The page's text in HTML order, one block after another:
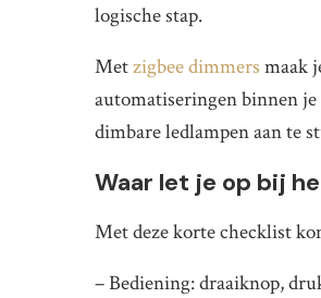
logische stap.
Metzigbee dimmers maak
automatiseringen binnen
dimbare ledlampen aan te
Waar let je op bij
Met deze korte checklist
– Bediening: draaiknop,